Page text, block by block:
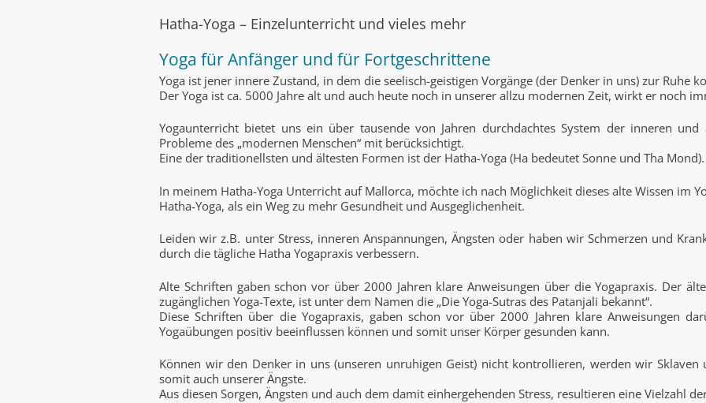
Hatha-Yoga – Einzelunterricht und vieles mehr
Yoga für Anfänger und für Fortgeschrittene
Yoga ist jener innere Zustand, in dem die seelisch-geistigen Vorgänge (der Denker in uns) zur Ruhe
Der Yoga ist ca. 5000 Jahre alt und auch heute noch in unserer allzu modernen Zeit, wirkt er noch
Yogaunterricht bietet uns ein über tausende von Jahren durchdachtes System der inneren
Probleme des „modernen Menschen“ mit berücksichtigt.
Eine der traditionellsten und ältesten Formen ist der Hatha-Yoga (Ha bedeutet Sonne und Tha Mond).
In meinem Hatha-Yoga Unterricht auf Mallorca, möchte ich nach Möglichkeit dieses alte Wissen im
Hatha-Yoga, als ein Weg zu mehr Gesundheit und Ausgeglichenheit.
Leiden wir z.B. unter Stress, inneren Anspannungen, Ängsten oder haben wir Schmerzen und
durch die tägliche Hatha Yogapraxis verbessern.
Alte Schriften gaben schon vor über 2000 Jahren klare Anweisungen über die Yogapraxis. Der
zugänglichen Yoga-Texte, ist unter dem Namen die „Die Yoga-Sutras des Patanjali bekannt“.
Diese Schriften über die Yogapraxis, gaben schon vor über 2000 Jahren klare Anweisungen
Yogaübungen positiv beeinflussen können und somit unser Körper gesunden kann.
Können wir den Denker in uns (unseren unruhigen Geist) nicht kontrollieren, werden wir Sklaven
somit auch unserer Ängste.
Aus diesen Sorgen, Ängsten und auch dem damit einhergehenden Stress, resultieren eine Vielzahl